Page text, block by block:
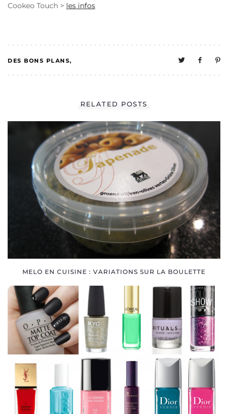
Cookeo Touch > les infos
DES BONS PLANS
MELO TESTE
RELATED POSTS
MELO EN CUISINE : VARIATIONS SUR LA BOULETTE